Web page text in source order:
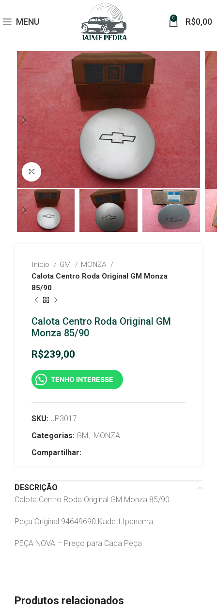
MENU 0 R$0,00
Click to enlarge
Início GM
MONZA
Calota Centro Roda Original GM Monza
85/90
Calota Centro Roda Original GM
Monza 85/90
R$239,00
TENHO INTERESSE
SKU: JP3017
Categorias: GM , MONZA
Compartilhar:
DESCRIÇÃO
Calota Centro Roda Original GM Monza 85/90
Peça Original 94649690 Kadett Ipanema
PEÇA NOVA – Preço para Cada Peça
Produtos relacionados